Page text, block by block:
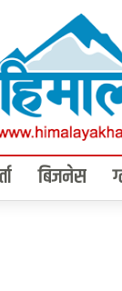
बिजनेस